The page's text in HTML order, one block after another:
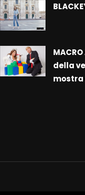
della
mostra